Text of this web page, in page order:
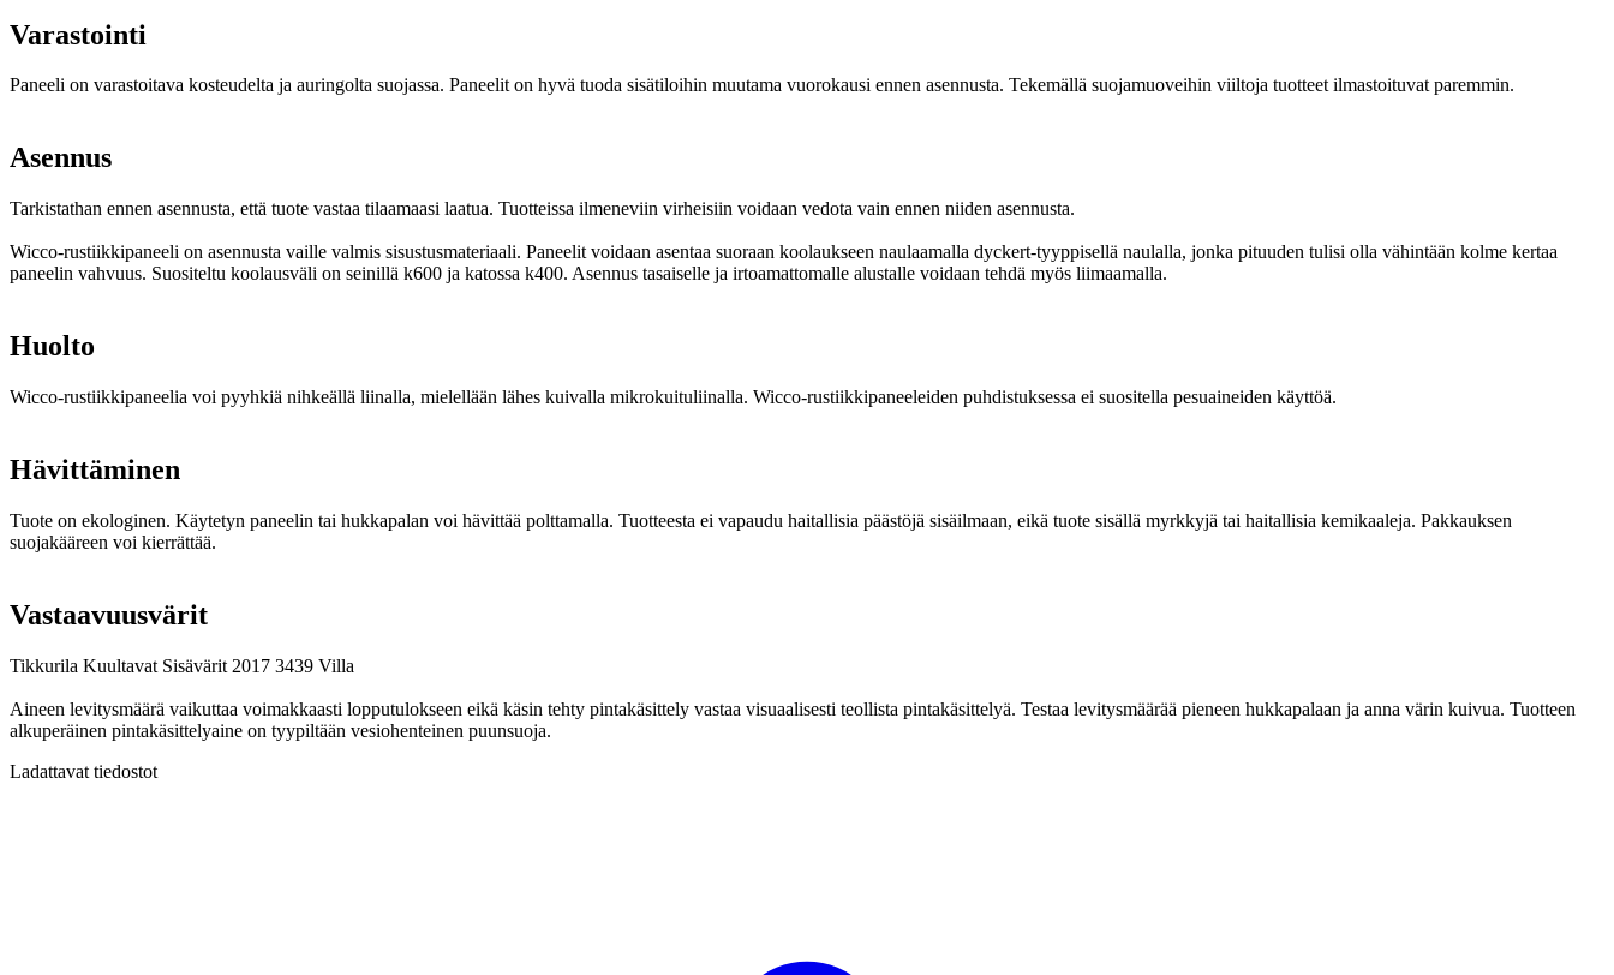
Varastointi
Paneeli on varastoitava kosteudelta ja auringolta suojassa. Paneelit on hyvä tuoda sisätiloihin muutama vuorokausi ennen asennusta. Tekemällä suojamuoveihin viiltoja tuotteet ilmastoituvat paremmin.
Asennus
Tarkistathan ennen asennusta, että tuote vastaa tilaamaasi laatua. Tuotteissa ilmeneviin virheisiin voidaan vedota vain ennen niiden asennusta.
Wicco-rustiikkipaneeli on asennusta vaille valmis sisustusmateriaali. Paneelit voidaan asentaa suoraan koolaukseen naulaamalla dyckert-tyyppisellä naulalla, jonka pituuden tulisi olla vähintään kolme kertaa
paneelin vahvuus. Suositeltu koolausväli on seinillä k600 ja katossa k400. Asennus tasaiselle ja irtoamattomalle alustalle voidaan tehdä myös liimaamalla.
Huolto
Wicco-rustiikkipaneelia voi pyyhkiä nihkeällä liinalla, mielellään lähes kuivalla mikrokuituliinalla. Wicco-rustiikkipaneeleiden puhdistuksessa ei suositella pesuaineiden käyttöä.
Hävittäminen
Tuote on ekologinen. Käytetyn paneelin tai hukkapalan voi hävittää polttamalla. Tuotteesta ei vapaudu haitallisia päästöjä sisäilmaan, eikä tuote sisällä myrkkyjä tai haitallisia kemikaaleja. Pakkauksen
suojakääreen voi kierrättää.
Vastaavuusvärit
Tikkurila Kuultavat Sisävärit 2017 3439 Villa
Aineen levitysmäärä vaikuttaa voimakkaasti lopputulokseen eikä käsin tehty pintakäsittely vastaa visuaalisesti teollista pintakäsittelyä. Testaa levitysmäärää pieneen hukkapalaan ja anna värin kuivua. Tuotteen
alkuperäinen pintakäsittelyaine on tyypiltään vesiohenteinen puunsuoja.
Ladattavat tiedostot